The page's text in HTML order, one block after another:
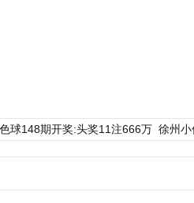
球148期开奖:头奖11注666万 徐州